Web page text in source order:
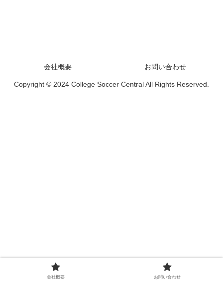
会社概要 お問い合わせ
Copyright © 2024 College Soccer Central All Rights Reserved.
会社概要 お問い合わせ